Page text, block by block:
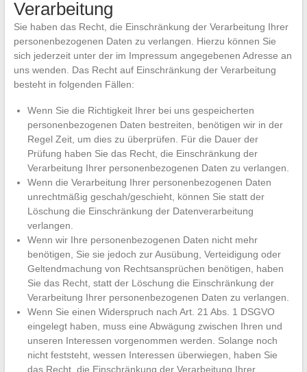
Verarbeitung
Sie haben das Recht, die Einschränkung der Verarbeitung Ihrer
personenbezogenen Daten zu verlangen. Hierzu können Sie
sich jederzeit unter der im Impressum angegebenen Adresse an
uns wenden. Das Recht auf Einschränkung der Verarbeitung
besteht in folgenden Fällen:
Wenn Sie die Richtigkeit Ihrer bei uns gespeicherten
personenbezogenen Daten bestreiten, benötigen wir in der
Regel Zeit, um dies zu überprüfen. Für die Dauer der
Prüfung haben Sie das Recht, die Einschränkung der
Verarbeitung Ihrer personenbezogenen Daten zu verlangen.
Wenn die Verarbeitung Ihrer personenbezogenen Daten
unrechtmäßig geschah/geschieht, können Sie statt der
Löschung die Einschränkung der Datenverarbeitung
verlangen.
Wenn wir Ihre personenbezogenen Daten nicht mehr
benötigen, Sie sie jedoch zur Ausübung, Verteidigung oder
Geltendmachung von Rechtsansprüchen benötigen, haben
Sie das Recht, statt der Löschung die Einschränkung der
Verarbeitung Ihrer personenbezogenen Daten zu verlangen.
Wenn Sie einen Widerspruch nach Art. 21 Abs. 1 DSGVO
eingelegt haben, muss eine Abwägung zwischen Ihren und
unseren Interessen vorgenommen werden. Solange noch
nicht feststeht, wessen Interessen überwiegen, haben Sie
das Recht, die Einschränkung der Verarbeitung Ihrer